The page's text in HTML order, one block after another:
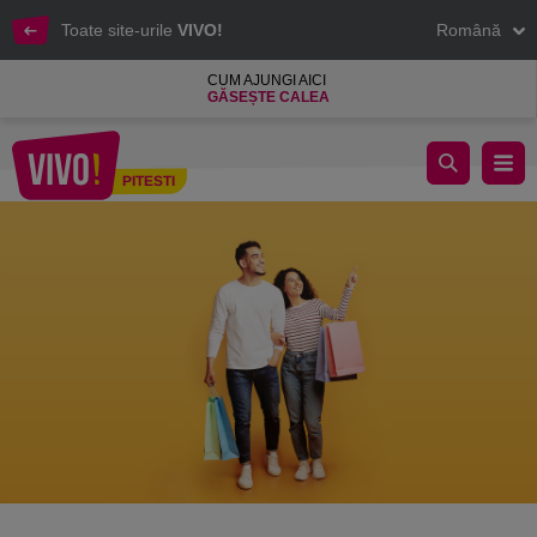
Toate site-urile VIVO! Română
CUM AJUNGI AICI
GĂSEȘTE CALEA
PITESTI
Black Sales Days a început la VIVO!